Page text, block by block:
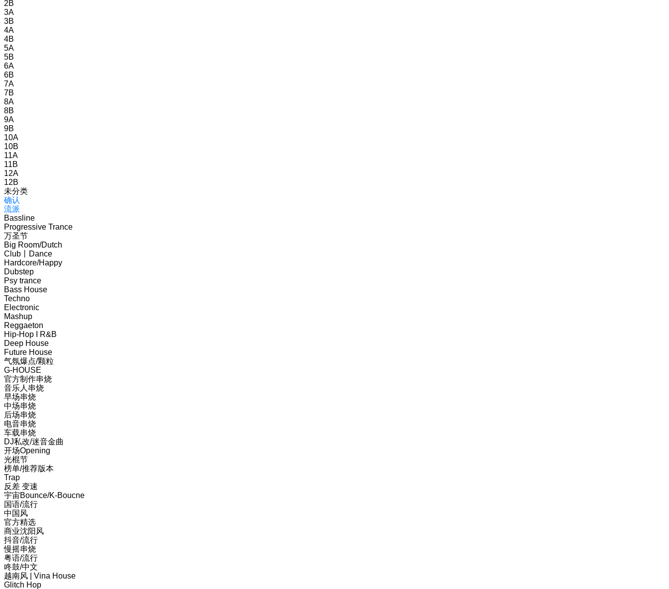
2B
3A
3B
4A
4B
5A
5B
6A
6B
7A
7B
8A
8B
9A
9B
10A
10B
11A
11B
12A
12B
未分类
确认
流派
Bassline
Progressive Trance
万圣节
Big Room/Dutch
Club丨Dance
Hardcore/Happy
Dubstep
Psy trance
Bass House
Techno
Electronic
Mashup
Reggaeton
Hip-Hop I R&B
Deep House
Future House
气氛爆点/颗粒
G-HOUSE
官方制作串烧
音乐人串烧
早场串烧
中场串烧
后场串烧
电音串烧
车载串烧
DJ私改/迷音金曲
开场Opening
光棍节
榜单/推荐版本
Trap
反差 变速
宇宙Bounce/K-Boucne
国语/流行
中国风
官方精选
商业沈阳风
抖音/流行
慢摇串烧
粤语/流行
咚鼓/中文
越南风 | Vina House
Glitch Hop